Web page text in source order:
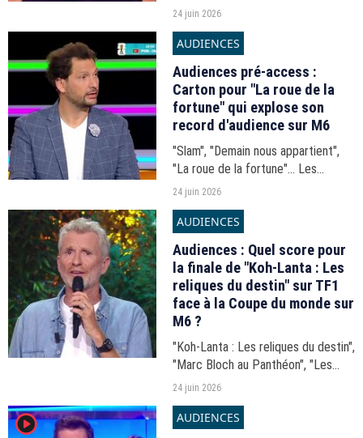
audiences du 20h-21h du mardi 23
24 juin 2026
AUDIENCES
Audiences pré-access :
Carton pour "La roue de la
fortune" qui explose son
record d'audience sur M6
"Slam", "Demain nous appartient",
"La roue de la fortune"... Les
audiences du 17h-20h du mardi 23
24 juin 2026
AUDIENCES
Audiences : Quel score pour
la finale de "Koh-Lanta : Les
reliques du destin" sur TF1
face à la Coupe du monde sur
M6 ?
"Koh-Lanta : Les reliques du destin",
"Marc Bloch au Panthéon", "Les
bois assassins", Coupe du monde
soirée du mardi 23 juin 2026.
24 juin 2026
player2 AUDIENCES